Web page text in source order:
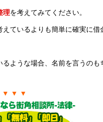
理を考えてみてください。
ているよりも簡単に確実に借
ような場合、名前を言うのも
▼ ▼ ▼